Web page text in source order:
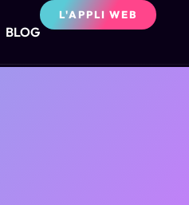
BLOG
L'APPLI WEB